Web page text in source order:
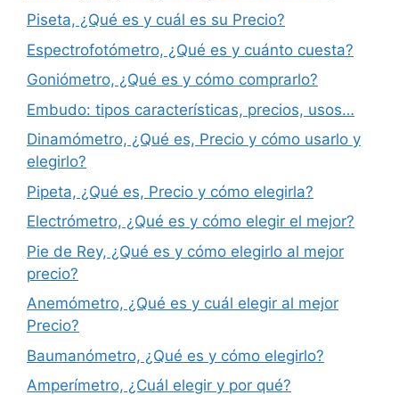
Piseta, ¿Qué es y cuál es su Precio?
Espectrofotómetro, ¿Qué es y cuánto cuesta?
Goniómetro, ¿Qué es y cómo comprarlo?
Embudo: tipos características, precios, usos…
Dinamómetro, ¿Qué es, Precio y cómo usarlo y
elegirlo?
Pipeta, ¿Qué es, Precio y cómo elegirla?
Electrómetro, ¿Qué es y cómo elegir el mejor?
Pie de Rey, ¿Qué es y cómo elegirlo al mejor
precio?
Anemómetro, ¿Qué es y cuál elegir al mejor
Precio?
Baumanómetro, ¿Qué es y cómo elegirlo?
Amperímetro, ¿Cuál elegir y por qué?